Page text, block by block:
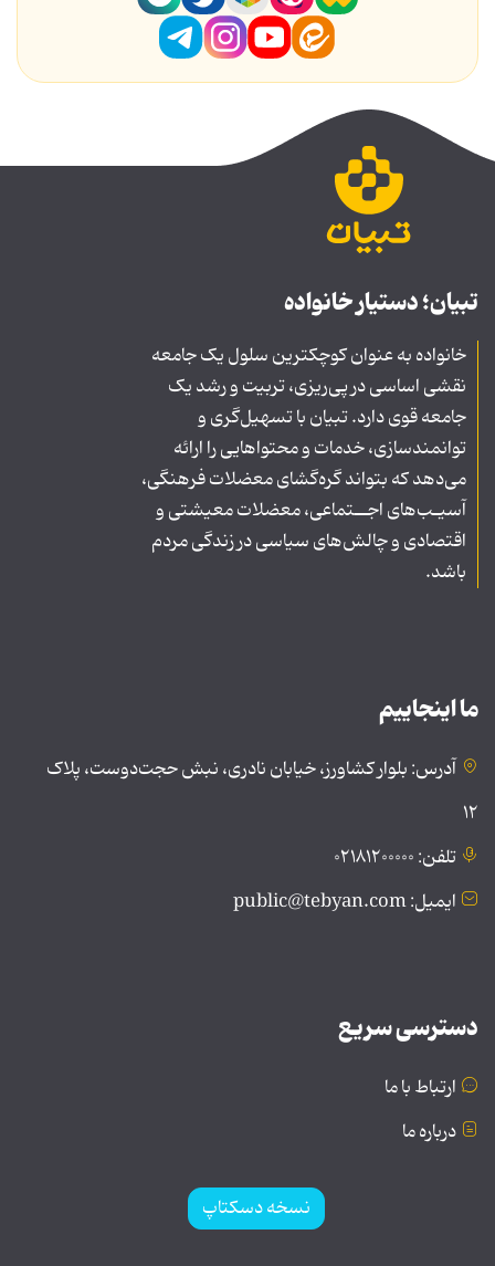
تبیان؛ دستیار خانواده
خانواده به عنوان کوچکترین سلول یک جامعه
نقشی اساسی در پی‌ریزی، تربیت و رشد یک
جامعه قوی دارد. تبیان با تسهیل‌گری و
توانمندسازی، خدمات و محتواهایی را ارائه
می‌دهد که بتواند گره‌گشای معضلات فرهنگی،
آسیـب‌های اجــتماعی، معضلات معیشتی و
اقتصادی و چالش‌های سیاسی در زندگی مردم
باشد.
ما اینجاییم
آدرس: بلوار کشاورز، خیابان نادری، نبش حجت‌دوست، پلاک
۱۲
تلفن: ۰۲۱۸۱۲۰۰۰۰۰
ایمیل: public@tebyan.com
دسترسی سریع
ارتباط با ما
درباره ما
نسخه دسکتاپ